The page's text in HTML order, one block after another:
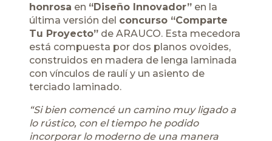
honrosa en “Diseño Innovador” en la
última versión del concurso “Comparte
Tu Proyecto” de ARAUCO. Esta mecedora
está compuesta por dos planos ovoides,
construidos en madera de lenga laminada
con vínculos de raulí y un asiento de
terciado laminado.
“Si bien comencé un camino muy ligado a
lo rústico, con el tiempo he podido
incorporar lo moderno de una manera